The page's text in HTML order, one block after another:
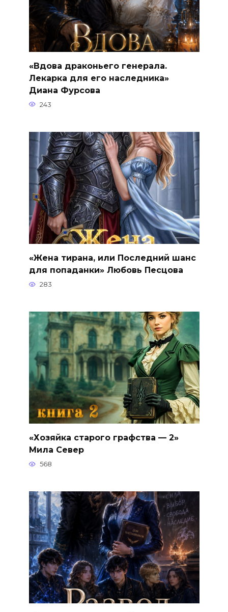
«Вдова драконьего генерала.
Лекарка для его наследника»
Диана Фурсова
243
«Жена тирана, или Последний шанс
для попаданки» Любовь Песцова
283
«Хозяйка старого графства — 2»
Мила Север
568